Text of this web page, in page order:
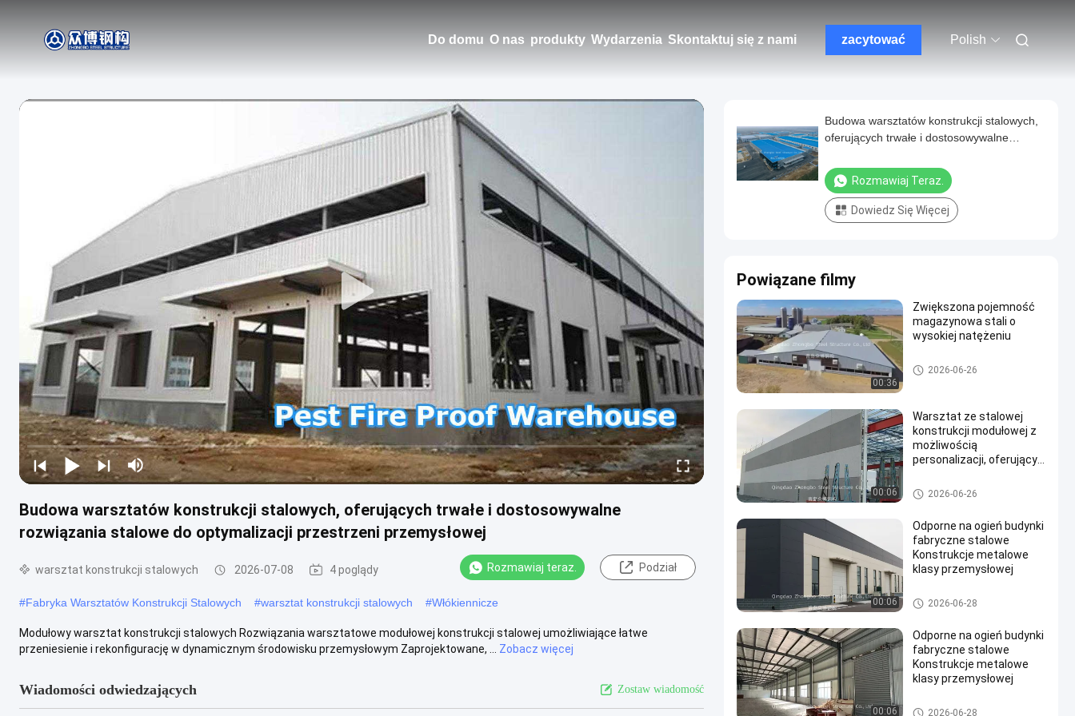
Do domu O nas produkty Wydarzenia Skontaktuj się z nami zacytować Polish
Budowa warsztatów konstrukcji stalowych, oferujących trwałe i dostosowywalne
rozwiązania stalowe do optymalizacji przestrzeni przemysłowej
warsztat konstrukcji stalowych 2026-07-08 4 poglądy Rozmawiaj teraz. Podział
#Fabryka Warsztatów Konstrukcji Stalowych #warsztat konstrukcji stalowych #Włókiennicze
Modułowy warsztat konstrukcji stalowych Rozwiązania warsztatowe modułowej konstrukcji stalowej umożliwiające łatwe
przeniesienie i rekonfigurację w dynamicznym środowisku przemysłowym Zaprojektowane, ...
Zobacz więcej
Wiadomości odwiedzających Zostaw wiadomość
Budowa warsztatów konstrukcji stalowych,
oferujących trwałe i dostosowywalne
przestrzeni przemysłowej
Rozmawiaj Teraz.
Dowiedz Się Więcej
Powiązane filmy
00:36
Zwiększona pojemność
magazynowa stali o
wysokiej natężeniu
magazyn konstrukcji stalowy
ch
2026-06-26
00:06
Warsztat ze stalowej
konstrukcji modułowej z
możliwością
personalizacji, oferujący
układy dla obiektów
przemysłowych
warsztat konstrukcji stalowyc
h
2026-06-26
00:06
Odporne na ogień budynki
fabryczne stalowe
Konstrukcje metalowe
klasy przemysłowej
warsztat konstrukcji stalowyc
h
2026-06-28
00:06
Odporne na ogień budynki
fabryczne stalowe
Konstrukcje metalowe
klasy przemysłowej
warsztat konstrukcji stalowyc
2026-06-28